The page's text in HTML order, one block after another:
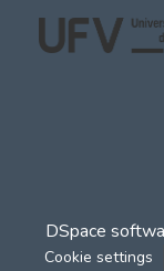
DSpace
Cookie settings